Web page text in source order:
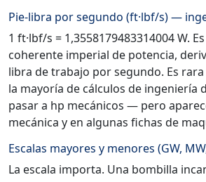
Pie-libra por segundo (ft·lbf/s) —
1 ft·lbf/s = 1,3558179483314004 W.
coherente imperial de potencia,
libra de trabajo por segundo. Es
la mayoría de cálculos de ingeniería
pasar a hp mecánicos — pero
mecánica y en algunas fichas de
Escalas mayores y menores (GW,
La escala importa. Una bombilla